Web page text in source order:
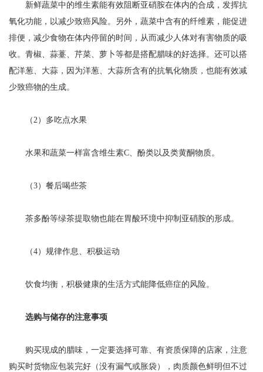
新鲜蔬菜中的维生素能有效阻断亚硝胺在体内的合成，发挥抗
氧化功能，以减少致癌风险。另外，蔬菜中含有的纤维素，能促进
排便，减少食物在体内停留的时间，从而减少人体对有害物质的吸
收。青椒、蒜薹、芹菜、萝卜等都是搭配腊味的好选择。还可以搭
配洋葱、大蒜，因为洋葱、大蒜所含有的抗氧化物质，也能有效减
少致癌物的生成。
（2）多吃点水果
水果和蔬菜一样富含维生素C、酚类以及类黄酮物质。
（3）餐后喝些茶
茶多酚等绿茶提取物也能在胃酸环境中抑制亚硝胺的形成。
（4）规律作息、积极运动
饮食均衡，积极健康的生活方式能降低癌症的风险。
选购与储存的注意事项
购买现成的腊味，一定要选择可靠、有资质保障的店家，注意
购买时货物应包装完好（没有漏气或胀袋），肉质颜色鲜明但不过